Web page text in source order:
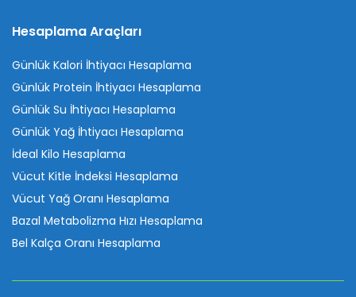
Hesaplama Araçları
Günlük Kalori İhtiyacı Hesaplama
Günlük Protein İhtiyacı Hesaplama
Günlük Su İhtiyacı Hesaplama
Günlük Yağ İhtiyacı Hesaplama
İdeal Kilo Hesaplama
Vücut Kitle İndeksi Hesaplama
Vücut Yağ Oranı Hesaplama
Bazal Metabolizma Hızı Hesaplama
Bel Kalça Oranı Hesaplama